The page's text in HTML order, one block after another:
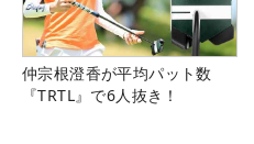
仲宗根澄香が平均パット数
『TRTL』で6人抜き！